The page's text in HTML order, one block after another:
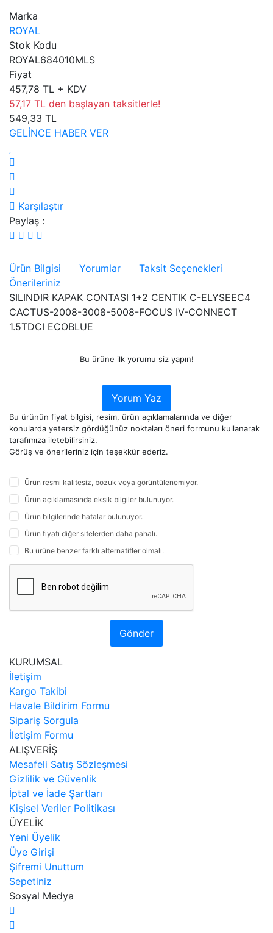
Marka
ROYAL
Stok Kodu
ROYAL684010MLS
Fiyat
457,78 TL + KDV
57,17 TL den başlayan taksitlerle!
549,33 TL
GELİNCE HABER VER
Karşılaştır
Paylaş :
Ürün Bilgisi Yorumlar
Taksit Seçenekleri
Önerileriniz
SILINDIR KAPAK CONTASI 1+2 CENTIK C-ELYSEEC4
CACTUS-2008-3008-5008-FOCUS IV-CONNECT
1.5TDCI ECOBLUE
Bu ürüne ilk yorumu siz yapın!
Yorum Yaz
Bu ürünün fiyat bilgisi, resim, ürün açıklamalarında ve diğer
konularda yetersiz gördüğünüz noktaları öneri formunu kullanarak
tarafımıza iletebilirsiniz.
Görüş ve önerileriniz için teşekkür ederiz.
Ürün resmi kalitesiz, bozuk veya görüntülenemiyor.
Ürün açıklamasında eksik bilgiler bulunuyor.
Ürün bilgilerinde hatalar bulunuyor.
Ürün fiyatı diğer sitelerden daha pahalı.
Bu ürüne benzer farklı alternatifler olmalı.
Gönder
KURUMSAL
İletişim
Kargo Takibi
Havale Bildirim Formu
Sipariş Sorgula
İletişim Formu
ALIŞVERİŞ
Mesafeli Satış Sözleşmesi
Gizlilik ve Güvenlik
İptal ve İade Şartları
Kişisel Veriler Politikası
ÜYELİK
Yeni Üyelik
Üye Girişi
Şifremi Unuttum
Sepetiniz
Sosyal Medya